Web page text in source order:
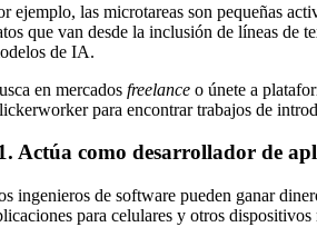
ejemplo, las microtareas son pequeñas
que van desde la inclusión de líneas de
de IA.
en mercados freelance o únete a
para encontrar trabajos de
Actúa como desarrollador de
ingenieros de software pueden ganar
para celulares y otros dispositivos